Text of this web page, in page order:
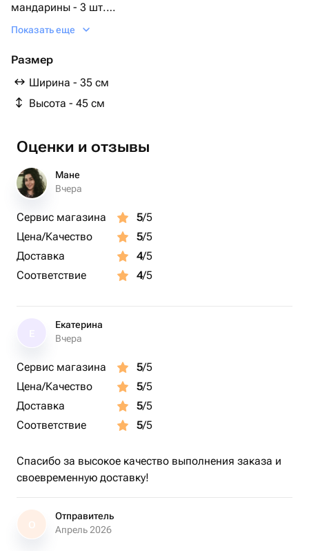
мандарины - 3 шт.
елочная ветка - 1 шт.
Показать еще
Размер
Ширина - 35 см
Высота - 45 см
Оценки и отзывы
Мане
Вчера
Сервис магазина 5/5
Цена/Качество
5/5
Доставка
4/5
Соответствие
4/5
Екатерина
Вчера
Сервис магазина 5/5
Цена/Качество
5/5
Доставка
5/5
Соответствие
5/5
Спасибо за высокое качество выполнения заказа и
своевременную доставку!
О
Отправитель
Апрель 2026